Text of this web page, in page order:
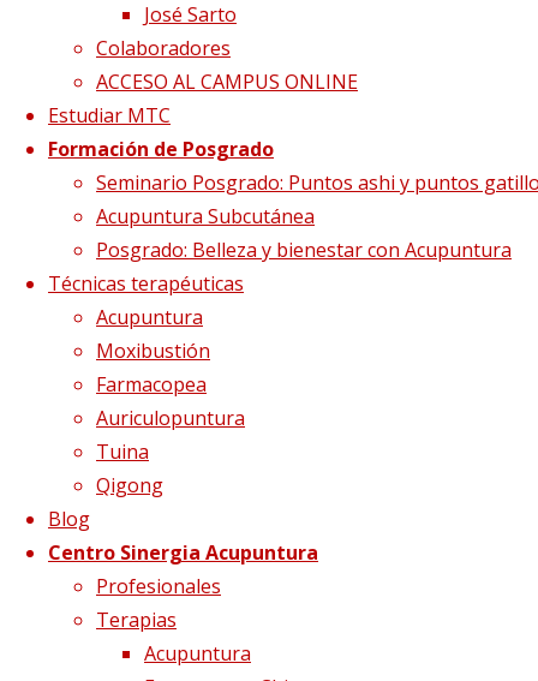
José Sarto
Colaboradores
ACCESO AL CAMPUS ONLINE
Estudiar MTC
Formación de Posgrado
Seminario Posgrado: Puntos ashi y puntos
Acupuntura Subcutánea
Posgrado: Belleza y bienestar con Acupuntura
Técnicas terapéuticas
Acupuntura
Moxibustión
Farmacopea
Auriculopuntura
Tuina
Qigong
Blog
Centro Sinergia Acupuntura
Profesionales
Terapias
Acupuntura
Página de InicioPuertas abiertas
MTC 2022 (Slider) (1920 x 1080 px)
Formación MTC
2022 (Slider) (1920
x 1080 px)
Tamaño completo
abiertas